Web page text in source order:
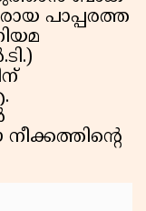
പാപ്പരത്ത